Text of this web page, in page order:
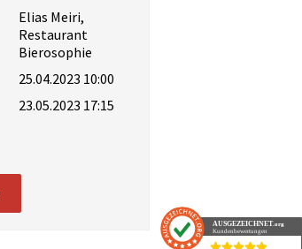
Elias Meiri,
Restaurant
Bierosophie
25.04.2023 10:00
23.05.2023 17:15
AUSGEZEICHNET .org
Kundenbewertungen